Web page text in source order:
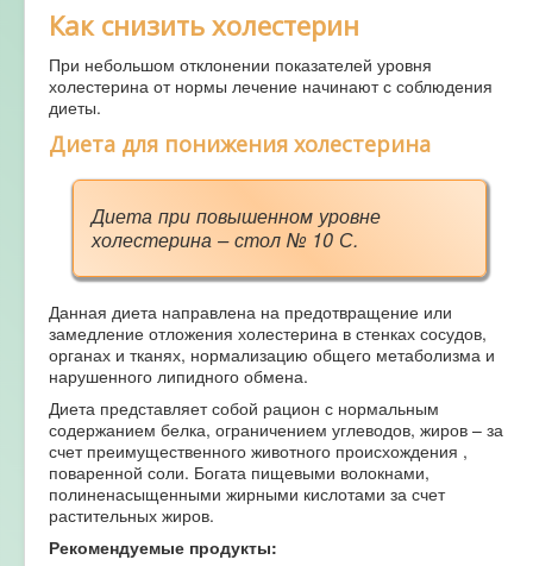
Как снизить холестерин
При небольшом отклонении показателей уровня
холестерина от нормы лечение начинают с соблюдения
диеты.
Диета для понижения холестерина
Диета при повышенном уровне
холестерина – стол № 10 С.
Данная диета направлена на предотвращение или
замедление отложения холестерина в стенках сосудов,
органах и тканях, нормализацию общего метаболизма и
нарушенного липидного обмена.
Диета представляет собой рацион с нормальным
содержанием белка, ограничением углеводов, жиров – за
счет преимущественного животного происхождения ,
поваренной соли. Богата пищевыми волокнами,
полиненасыщенными жирными кислотами за счет
растительных жиров.
Рекомендуемые продукты: